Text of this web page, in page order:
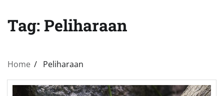
Tag: Peliharaan
Home Peliharaan